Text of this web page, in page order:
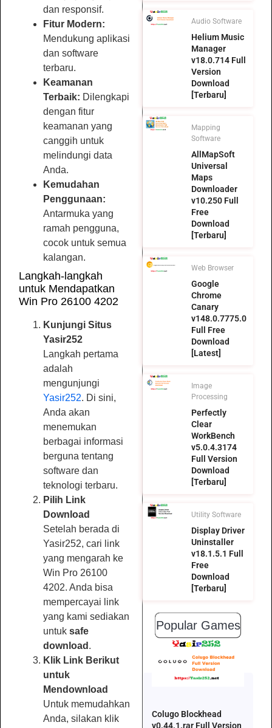
dan responsif.
Fitur Modern:
Mendukung aplikasi
dan software
terbaru.
Keamanan
Terbaik: Dilengkapi
dengan fitur
keamanan yang
canggih untuk
melindungi data
Anda.
Kemudahan
Penggunaan:
Antarmuka yang
ramah pengguna,
cocok untuk semua
kalangan.
Langkah-langkah
untuk Mendapatkan
Win Pro 26100 4202
Kunjungi Situs
Yasir252
Langkah pertama
adalah
mengunjungi
Yasir252. Di sini,
Anda akan
menemukan
berbagai informasi
berguna tentang
software dan
teknologi terbaru.
Pilih Link
Download
Setelah berada di
Yasir252, cari link
yang mengarah ke
Win Pro 26100
4202. Anda bisa
mempercayai link
yang kami sediakan
untuk safe
download .
Klik Link Berikut
untuk
Mendownload
Untuk memudahkan
Anda, silakan klik
Audio Software
Helium Music
Manager
v18.0.714 Full
Version
Download
[Terbaru]
Mapping
Software
AllMapSoft
Universal
Maps
Downloader
v10.250 Full
Free
Download
[Terbaru]
Web Browser
Google
Chrome
Canary
v148.0.7775.0
Full Free
Download
[Latest]
Image
Processing
Perfectly
Clear
WorkBench
v5.0.4.3174
Full Version
Download
[Terbaru]
Utility Software
Display Driver
Uninstaller
v18.1.5.1 Full
Free
Download
[Terbaru]
Popular Games
Colugo Blockhead
v0.44.1.rar Full Version